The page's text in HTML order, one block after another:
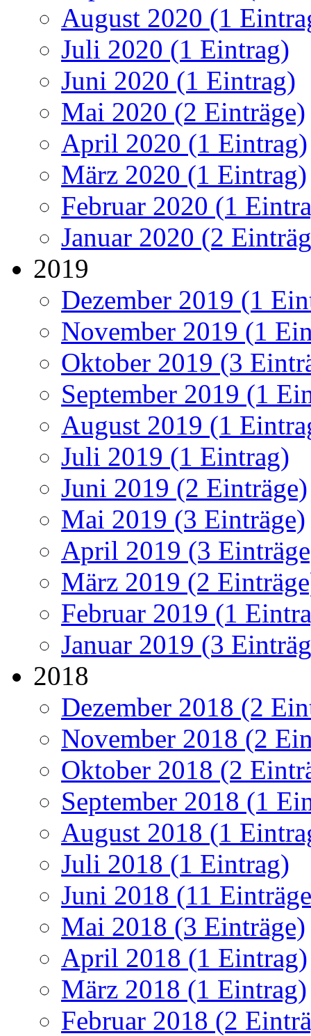
August 2020 (1
Juli 2020 (1 Eintrag)
Juni 2020 (1 Eintrag)
Mai 2020 (2 Einträge)
April 2020 (1 Eintrag)
März 2020 (1 Eintrag)
Februar 2020 (1
Januar 2020 (2
2019
Dezember 2019 (1
November 2019 (1
Oktober 2019 (3
September 2019 (1
August 2019 (1
Juli 2019 (1 Eintrag)
Juni 2019 (2 Einträge)
Mai 2019 (3 Einträge)
April 2019 (3
März 2019 (2
Februar 2019 (1
Januar 2019 (3
2018
Dezember 2018 (2
November 2018 (2
Oktober 2018 (2
September 2018 (1
August 2018 (1
Juli 2018 (1 Eintrag)
Juni 2018 (11
Mai 2018 (3 Einträge)
April 2018 (1 Eintrag)
März 2018 (1 Eintrag)
Februar 2018 (2